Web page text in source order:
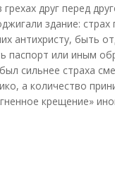
друг перед
здание: страх
антихристу, быть
паспорт или иным
сильнее страха
а количество
крещение»